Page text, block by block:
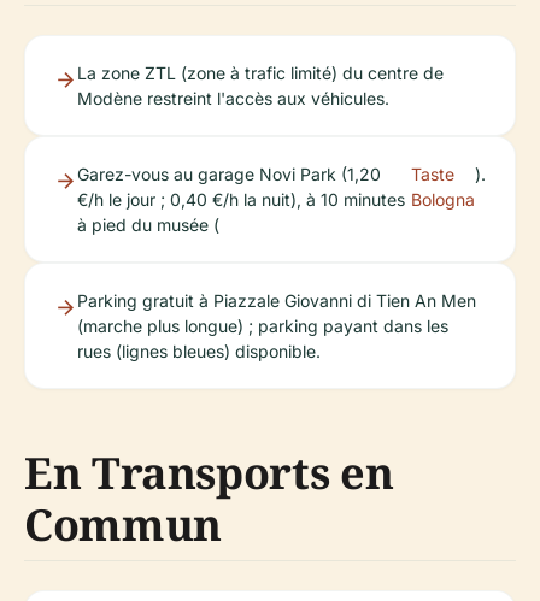
La zone ZTL (zone à trafic limité) du centre de
Modène restreint l'accès aux véhicules.
Garez-vous au garage Novi Park (1,20
€/h le jour ; 0,40 €/h la nuit), à 10 minutes
à pied du musée (
Taste
Bologna
).
Parking gratuit à Piazzale Giovanni di Tien An Men
(marche plus longue) ; parking payant dans les
rues (lignes bleues) disponible.
En Transports en
Commun